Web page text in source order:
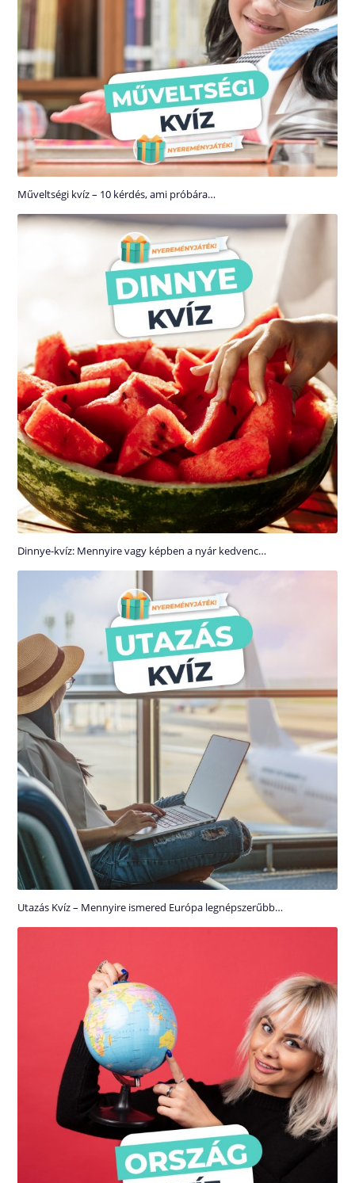
Műveltségi kvíz – 10 kérdés, ami próbára…
Dinnye-kvíz: Mennyire vagy képben a nyár kedvenc…
Utazás Kvíz – Mennyire ismered Európa legnépszerűbb…